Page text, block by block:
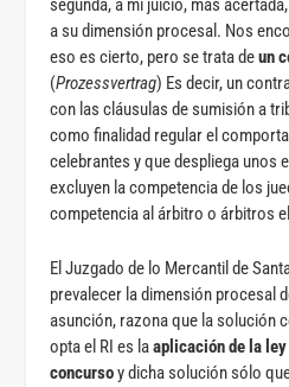
segunda, a mi juicio, más
a su dimensión procesal. Nos
eso es cierto, pero se trata deun
(Prozessvertrag) Es decir, un
con las cláusulas de sumisión a
como finalidad regular el
celebrantes y que despliega unos
excluyen la competencia de los
competencia al árbitro o árbitros
El Juzgado de lo Mercantil de
prevalecer la dimensión procesal
asunción, razona que la solución
opta el RI es laaplicación de la ley
concursoy dicha solución sólo